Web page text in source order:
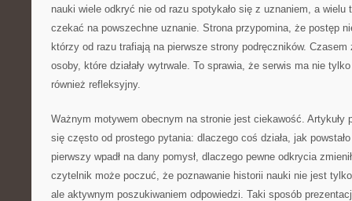
nauki wiele odkryć nie od razu spotykało się z uznaniem, a wielu
czekać na powszechne uznanie. Strona przypomina, że postęp
którzy od razu trafiają na pierwsze strony podręczników.
osoby, które działały wytrwale. To sprawia, że serwis ma nie
również refleksyjny.
Ważnym motywem obecnym na stronie jest ciekawość. Artykuły
się często od prostego pytania: dlaczego coś działa, jak
pierwszy wpadł na dany pomysł, dlaczego pewne odkrycia
czytelnik może poczuć, że poznawanie historii nauki nie jest
ale aktywnym poszukiwaniem odpowiedzi. Taki sposób